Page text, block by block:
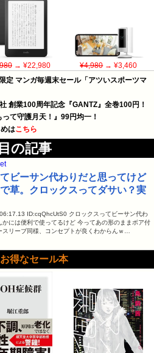
→ ¥22,980 ¥4,980→ ¥3,460
定 マンガ毎週末セール「アツいスポーツマ
創業100周年記念『GANTZ』全巻100円！
て守護月天！』99円均一！
はこちら
の記事
ビーサン代わりだと思ってけど
草。クロックスってダサい？実
ID:cqQhcUtS0 クロックスってビーサン代わ
には便利で使ってるけど 今ってあの形のままボア付
リーブ同様、コンセプトが良くわからんｗ…
得なセール本